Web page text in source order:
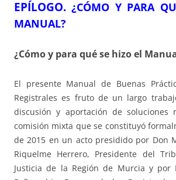
EPÍLOGO.¿CÓMO Y PARA
MANUAL?
¿Cómo y para qué se hizo el
El presente Manual de Buenas
Registrales es fruto de un largo
discusión y aportación de soluciones
comisión mixta que se constituyó
de 2015 en un acto presidido por Don
Riquelme Herrero, Presidente del
Justicia de la Región de Murcia y por